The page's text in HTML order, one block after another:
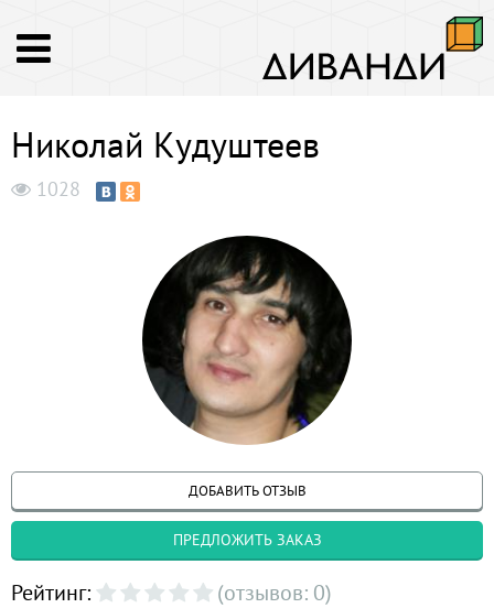
Николай Кудуштеев
1028
ДОБАВИТЬ ОТЗЫВ
ПРЕДЛОЖИТЬ ЗАКАЗ
Рейтинг: (отзывов: 0)